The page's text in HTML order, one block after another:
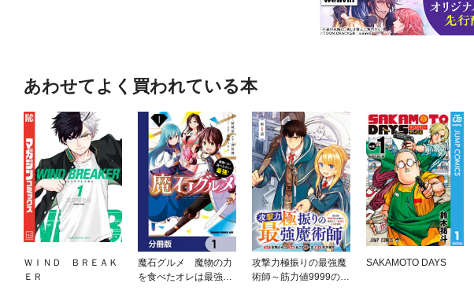
あわせてよく買われている本
ＷＩＮＤ ＢＲＥＡＫ
ＥＲ
魔石グルメ 魔物の力
を食べたオレは最強！
攻撃力極振りの最強魔
術師～筋力値9999の大
SAKAMOTO DAYS